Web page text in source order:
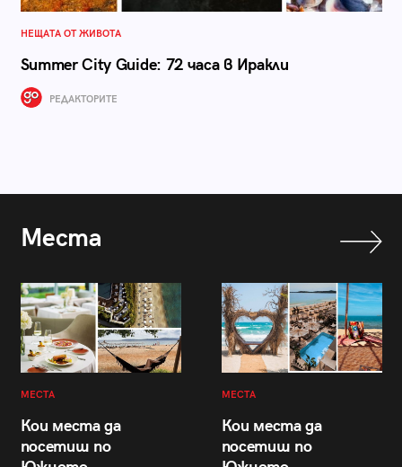
НЕЩАТА ОТ ЖИВОТА
Summer City Guide: 72 часа в Иракли
РЕДАКТОРИТЕ
Места
МЕСТА
Кои места да
посетиш по
МЕСТА
Кои места да
посетиш по